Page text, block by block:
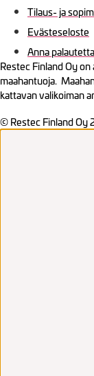
Tilaus- ja
Evästeseloste
Anna palautetta
Restec Finland Oy
maahantuoja.
kattavan valikoiman
© Restec Finland Oy